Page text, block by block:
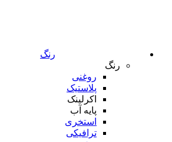
رنگ
رنگ
روغنی
پلاستیک
اکرلینک
پایه آب
استخری
ترافیکی